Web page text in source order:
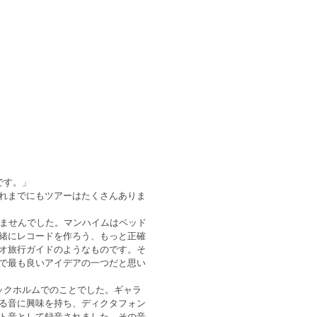
。」
までにもツアーはたくさんありま
せんでした。マンハイムはベッド
にレコードを作ろう、もっと正確
旅行ガイドのようなものです。そ
最も良いアイデアの一つだと思い
ホルムでのことでした。ギャラ
音に興味を持ち、ディクタフォン